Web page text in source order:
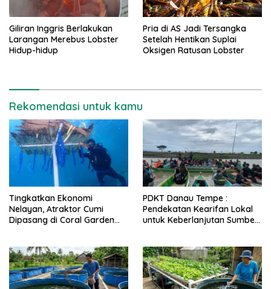
Giliran Inggris Berlakukan
Larangan Merebus Lobster
Hidup-hidup
Pria di AS Jadi Tersangka
Setelah Hentikan Suplai
Oksigen Ratusan Lobster
Rekomendasi untuk kamu
Tingkatkan Ekonomi
Nelayan, Atraktor Cumi
Dipasang di Coral Garden
PDKT Danau Tempe :
Pendekatan Kearifan Lokal
untuk Keberlanjutan Sumber